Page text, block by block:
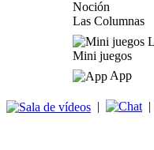
Las Columnas
Mini juegos
App
| |